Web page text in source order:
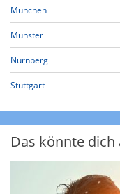
München
Münster
Nürnberg
Stuttgart
Das könnte